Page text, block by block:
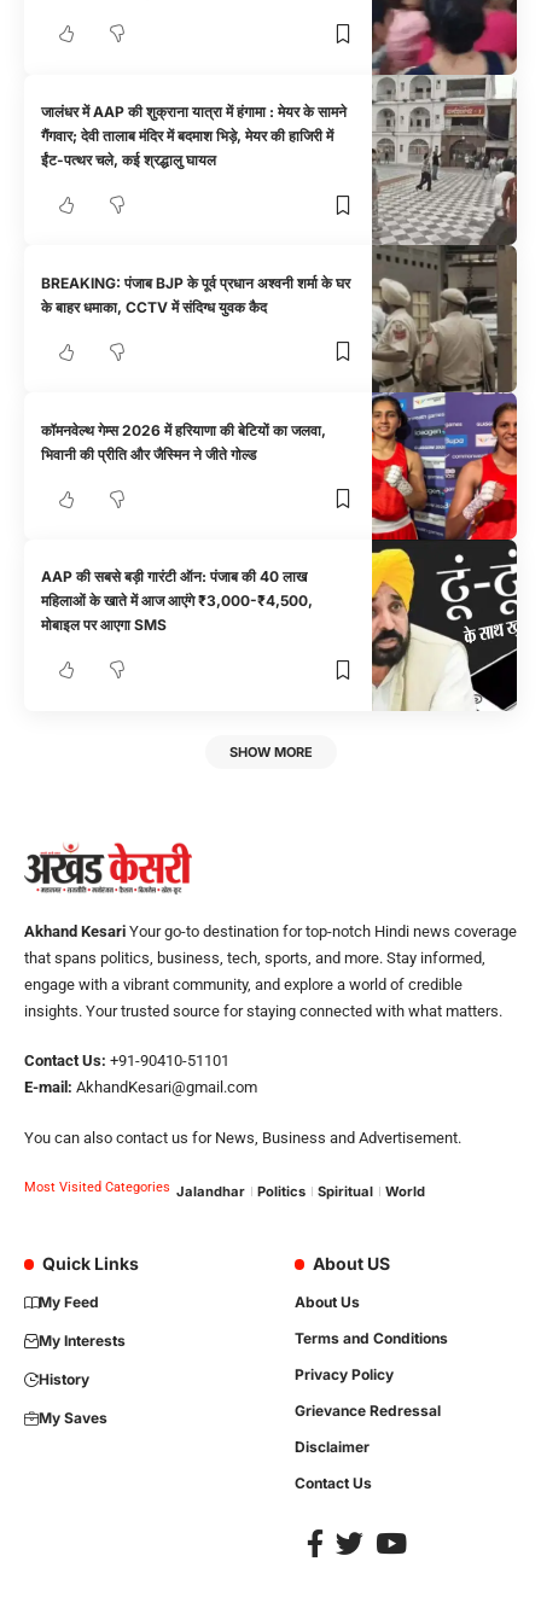
जालंधर में AAP की शुक्राना यात्रा में हंगामा : मेयर के सामने
गैंगवार; देवी तालाब मंदिर में बदमाश भिड़े, मेयर की हाजिरी में
ईंट-पत्थर चले, कई श्रद्धालु घायल
BREAKING: पंजाब BJP के पूर्व प्रधान अश्वनी शर्मा के घर
के बाहर धमाका, CCTV में संदिग्ध युवक कैद
कॉमनवेल्थ गेम्स 2026 में हरियाणा की बेटियों का जलवा,
भिवानी की प्रीति और जैस्मिन ने जीते गोल्ड
AAP की सबसे बड़ी गारंटी ऑन: पंजाब की 40 लाख
महिलाओं के खाते में आज आएंगे ₹3,000-₹4,500,
मोबाइल पर आएगा SMS
SHOW MORE
Akhand Kesari Your go-to destination for top-notch Hindi news coverage
that spans politics, business, tech, sports, and more. Stay informed,
engage with a vibrant community, and explore a world of credible
insights. Your trusted source for staying connected with what matters.
Contact Us: +91-90410-51101
E-mail: AkhandKesari@gmail.com
You can also contact us for News, Business and Advertisement.
Most Visited Categories Jalandhar Politics Spiritual World
Quick Links
My Feed
My Interests
History
My Saves
About US
About Us
Terms and Conditions
Privacy Policy
Grievance Redressal
Disclaimer
Contact Us